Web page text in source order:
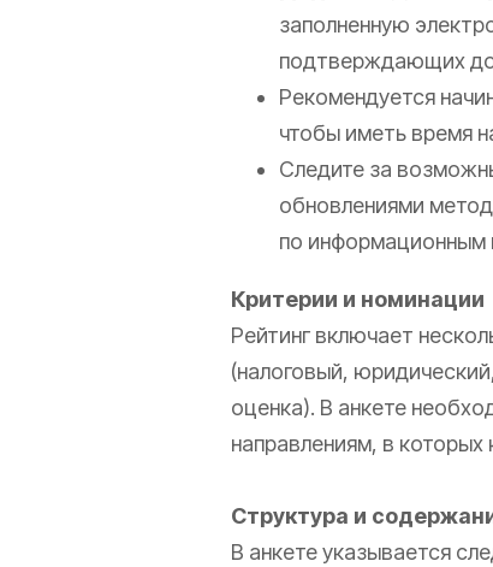
заполненную
подтверждающих
Рекомендуется
чтобы иметь время
Следите за
обновлениями
по информационным
Критерии и номинации
Рейтинг включает
(налоговый,
оценка). В анкете
направлениям, в которых
Структура и
В анкете указывается